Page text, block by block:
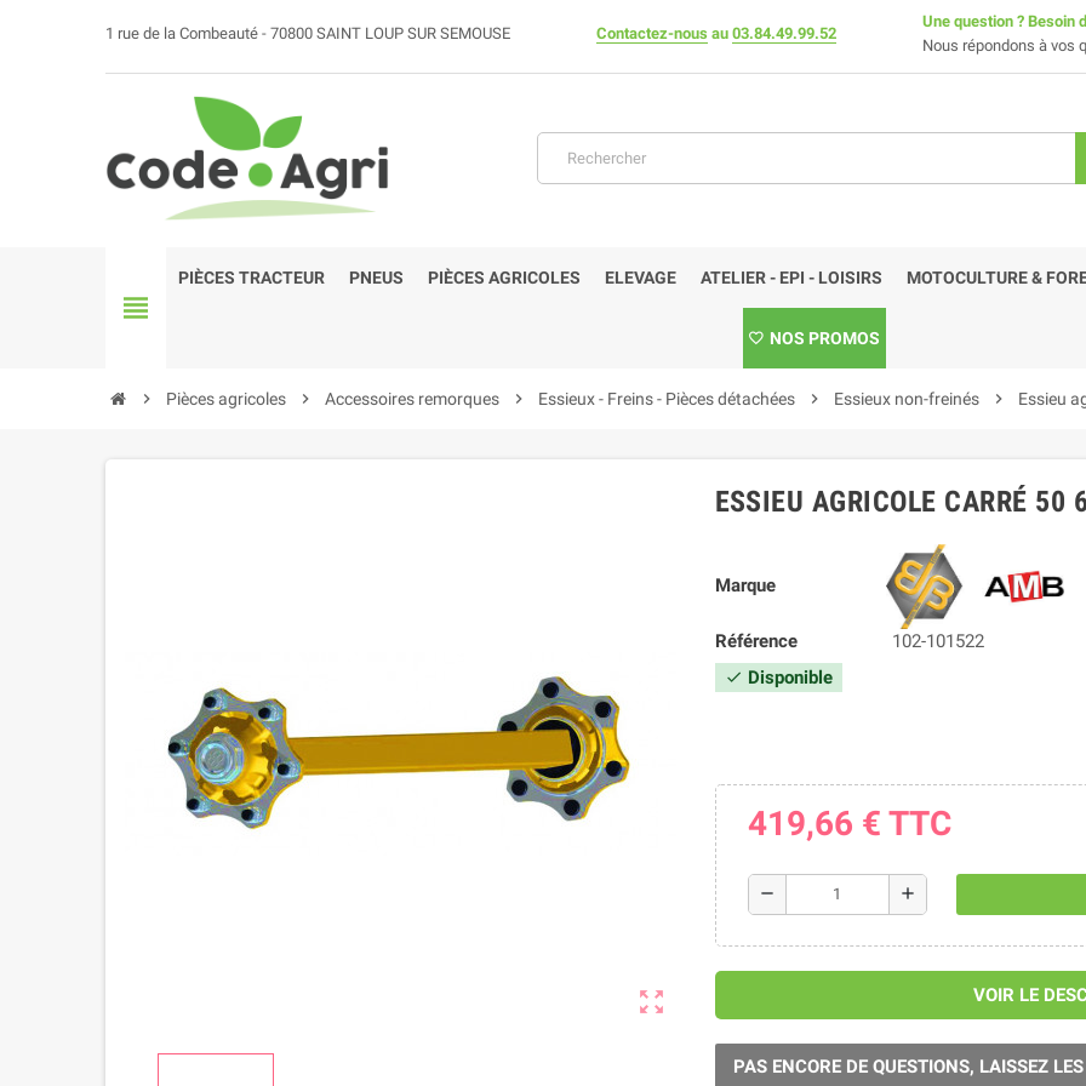
1 rue de la Combeauté - 70800 SAINT LOUP SUR SEMOUSE Contactez-nous au 03.84.49.99.52
Une question ? Besoin
Nous répondons à vos
view_headline
PIÈCES TRACTEUR PNEUS PIÈCES AGRICOLES ELEVAGE ATELIER - EPI - LOISIRS MOTOCULTURE &
NOS PROMOS
chevron_right Pièces agricoles chevron_right Accessoires remorques chevron_right Essieux - Freins - Pièces détachées chevron_right Essieux non-freinés chevron_right Essieu
zoom_out_map
ESSIEU AGRICOLE CARRÉ
Marque
Référence 102-101522
check Disponible
419,66 € TTC
remove add
VOIR LE
PAS ENCORE DE QUESTIONS, LAISSEZ